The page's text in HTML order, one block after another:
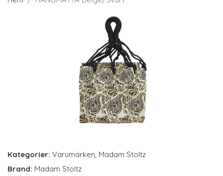
Kategorier: Varumärken, Madam Stoltz
Brand: Madam Stoltz